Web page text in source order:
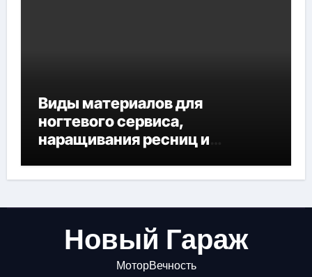
Виды материалов для
ногтевого сервиса,
наращивания ресниц и
Новый Гараж
МоторВечность